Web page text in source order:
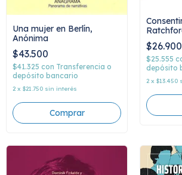
Una mujer en Berlín,
Anónima
$43.500
$41.325 con Transferencia o
depósito bancario
2 x $21.750 sin interés
$26.900
$25.555
depósito
2 x $13.450